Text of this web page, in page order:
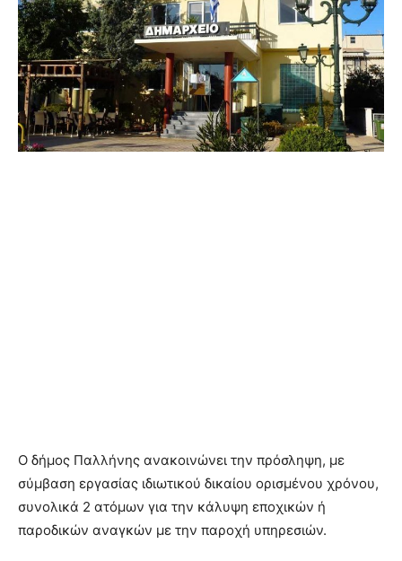
O δήμος Παλλήνης ανακοινώνει την πρόσληψη, με
σύμβαση εργασίας ιδιωτικού δικαίου ορισμένου χρόνου,
συνολικά 2 ατόμων για την κάλυψη εποχικών ή
παροδικών αναγκών με την παροχή υπηρεσιών.